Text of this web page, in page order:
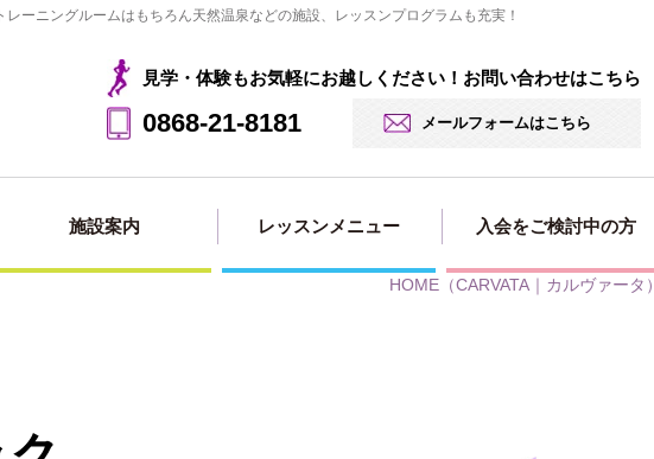
ーニングルームはもちろん天然温泉などの施設、レッスンプログラムも充実！
見学・体験もお気軽にお越しください！お問い合わせはこちら
0868-21-8181 メールフォームはこちら
施設案内 レッスンメニュー 入会をご検討中の方
HOME （CARVATA｜カルヴァータ）